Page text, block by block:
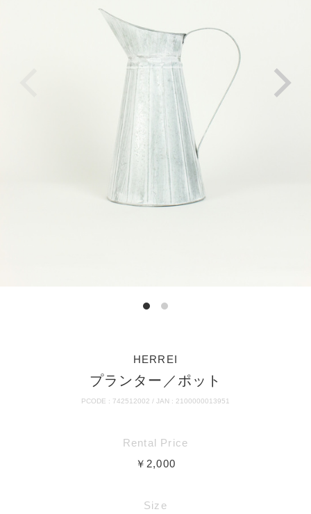
HERREI
プランター／ポット
PCODE : 742512002 / JAN : 2100000013951
Rental Price
￥2,000
Size